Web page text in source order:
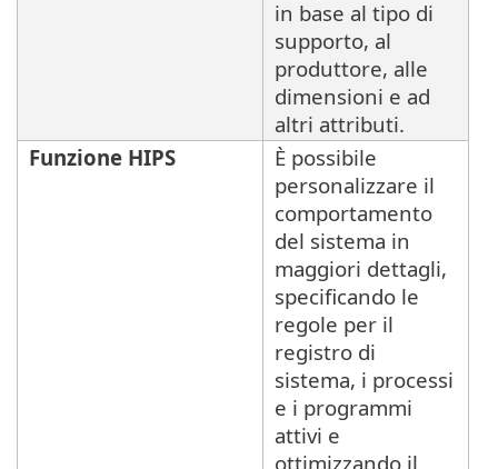
in base al tipo di
supporto, al
produttore, alle
dimensioni e ad
altri attributi.
Funzione HIPS
È possibile
personalizzare il
comportamento
del sistema in
maggiori dettagli,
specificando le
regole per il
registro di
sistema, i processi
e i programmi
attivi e
ottimizzando il